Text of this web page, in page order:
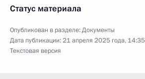
Статус материала
Опубликован в разделе:Документы
Дата публикации:21 апреля 2025 года, 14:35
Текстовая версия